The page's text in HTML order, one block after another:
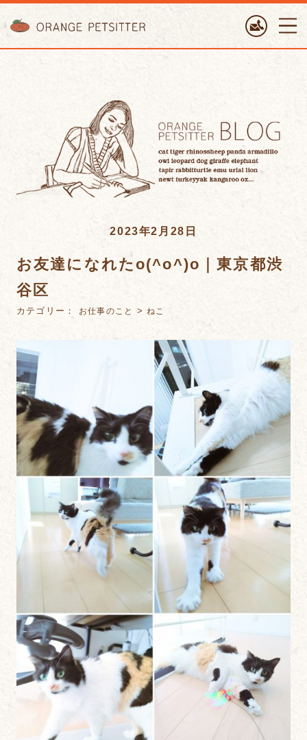
2023年2月28日
お友達になれたo(^o^)o｜東京都渋
谷区
カテゴリー： お仕事のこと >ねこ